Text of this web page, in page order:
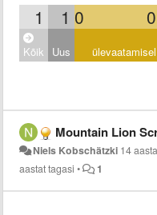
1 1 0 0
Kõik Uus ülevaatamisel
Mountain Lion
Niels Kobschätzki 14
aastat tagasi • 1